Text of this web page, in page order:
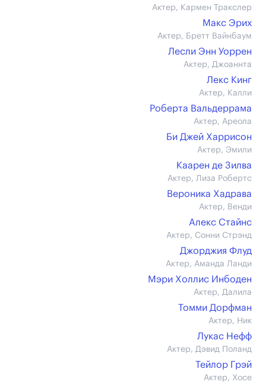
Актер, Кармен Тракслер
Макс Эрих
Актер, Бретт Вайнбаум
Лесли Энн Уоррен
Актер, Джоаннта
Лекс Кинг
Актер, Калли
Роберта Вальдеррама
Актер, Ареола
Би Джей Харрисон
Актер, Эмили
Каарен де Зилва
Актер, Лиза Робертс
Вероника Хадрава
Актер, Венди
Алекс Стайнс
Актер, Сонни Стрэнд
Джорджия Флуд
Актер, Аманда Ланди
Мэри Холлис Инбоден
Актер, Далила
Томми Дорфман
Актер, Ник
Лукас Нефф
Актер, Дэвид Поланд
Тейлор Грэй
Актер, Хосе